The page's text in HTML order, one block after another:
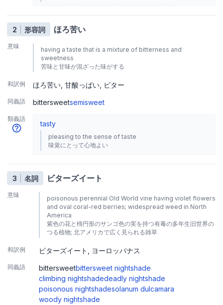
2 形容詞 ほろ苦い
意味
having a taste that is a mixture of bitterness and
sweetness
苦味と甘味が混ざった味がする
和訳例 ほろ苦い 甘酸っぱい ビター
同義語 bittersweetsemisweet
類義語
tasty
pleasing to the sense of taste
味覚にとって心地よい
3 名詞 ビターズイート
意味
poisonous perennial Old World vine having violet flowers
and oval coral-red berries; widespread weed in North
America
紫色の花と楕円形のサンゴ色の実を持つ有毒の多年生旧世界の
つる植物; 北アメリカで広く見られる雑草
和訳例 ビターズイート ヨーロッパナス
同義語 bittersweetbittersweet nightshade
climbing nightshadedeadly nightshade
poisonous nightshadesolanum dulcamara
woody nightshade